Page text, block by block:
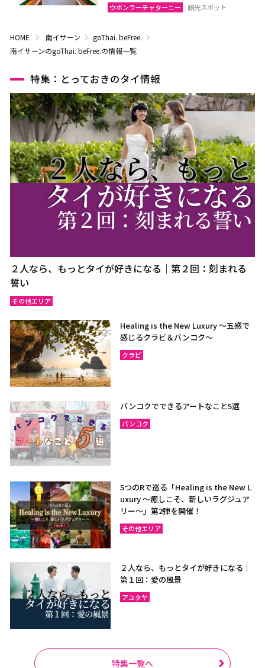
ウボンラーチャターニー 観光スポット
HOME 南イサーン
goThai. beFree.
南イサーンのgoThai. beFree.の情報一覧
特集：とっておきのタイ情報
２人なら、もっとタイが好きになる｜第２回：刻まれる
誓い
その他エリア
Healing is the New Luxury ～五感で
感じるクラビ＆バンコク～
クラビ
バンコクでできるアートなこと5選
バンコク
5つのRで巡る「Healing is the New L
uxury ～癒しこそ、新しいラグジュア
リー〜」第2弾を開催！
その他エリア
２人なら、もっとタイが好きになる｜
第１回：愛の風景
アユタヤ
特集一覧へ